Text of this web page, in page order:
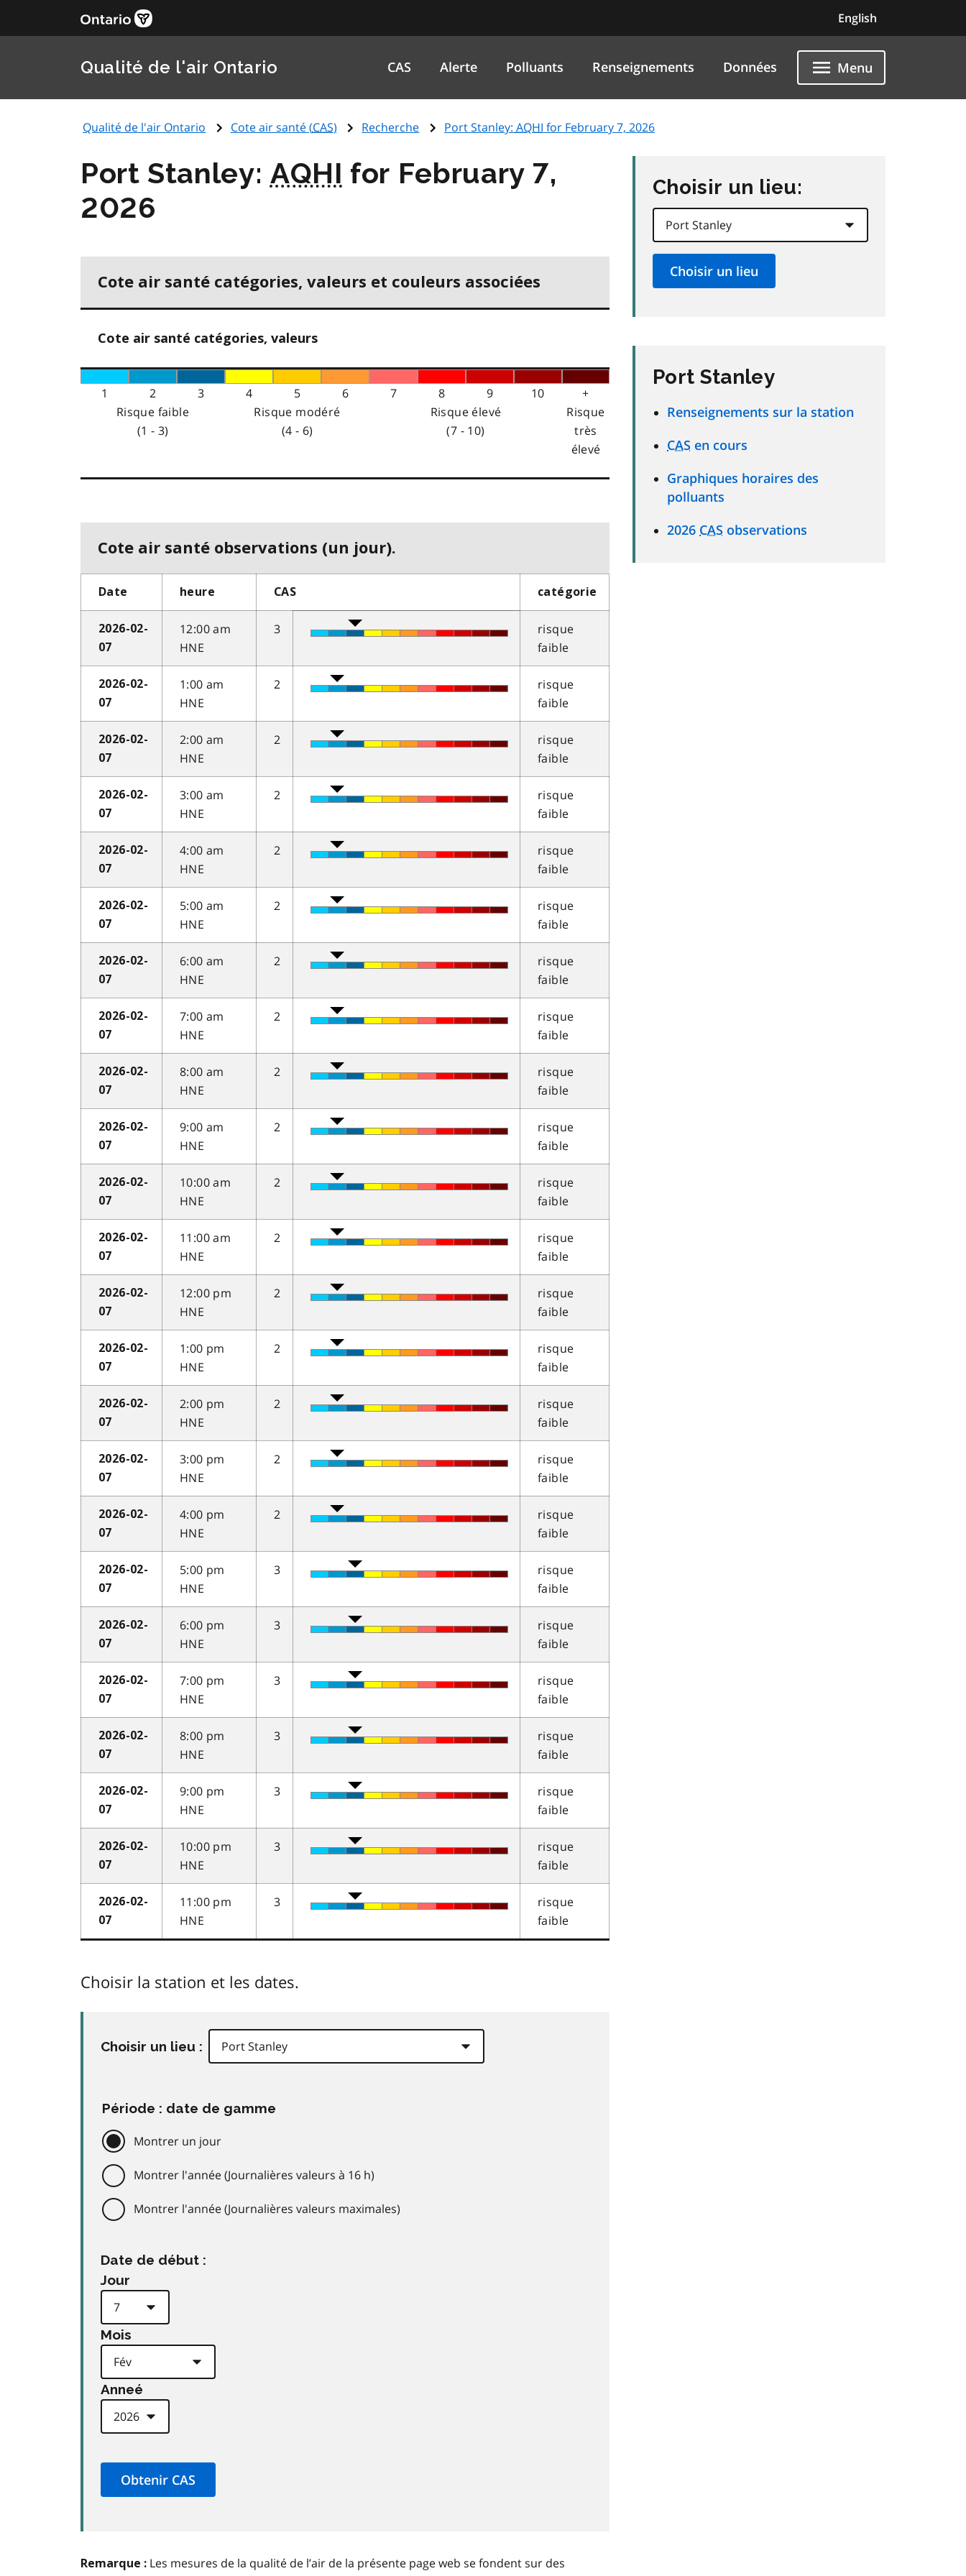
English
Qualité de l'air Ontario CAS Alerte Polluants Renseignements Données Menu
Qualité de l'air Ontario Cote air santé (CAS) Recherche Port Stanley: AQHI for February 7, 2026
Port Stanley: AQHI for February 7,
2026
Cote air santé catégories, valeurs et couleurs associées
Cote air santé catégories, valeurs
1 2 3 4 5 6 7 8 9 10
+
Risque faible
(1 - 3)
Risque modéré
(4 - 6)
Risque élevé
(7 - 10)
Risque
très
élevé
Cote air santé observations (un jour).
Date heure CAS catégorie
2026-02-
07
12:00 am
HNE
3
risque
faible
2026-02-
07
1:00 am
HNE
2
risque
faible
2026-02-
07
2:00 am
HNE
2
risque
faible
2026-02-
07
3:00 am
HNE
2
risque
faible
2026-02-
07
4:00 am
HNE
2
risque
faible
2026-02-
07
5:00 am
HNE
2
risque
faible
2026-02-
07
6:00 am
HNE
2
risque
faible
2026-02-
07
7:00 am
HNE
2
risque
faible
2026-02-
07
8:00 am
HNE
2
risque
faible
2026-02-
07
9:00 am
HNE
2
risque
faible
2026-02-
07
10:00 am
HNE
2
risque
faible
2026-02-
07
11:00 am
HNE
2
risque
faible
2026-02-
07
12:00 pm
HNE
2
risque
faible
2026-02-
07
1:00 pm
HNE
2
risque
faible
2026-02-
07
2:00 pm
HNE
2
risque
faible
2026-02-
07
3:00 pm
HNE
2
risque
faible
2026-02-
07
4:00 pm
HNE
2
risque
faible
2026-02-
07
5:00 pm
HNE
3
risque
faible
2026-02-
07
6:00 pm
HNE
3
risque
faible
2026-02-
07
7:00 pm
HNE
3
risque
faible
2026-02-
07
8:00 pm
HNE
3
risque
faible
2026-02-
07
9:00 pm
HNE
3
risque
faible
2026-02-
07
10:00 pm
HNE
3
risque
faible
2026-02-
07
11:00 pm
HNE
3
risque
faible
Choisir la station et les dates.
Choisir un lieu :
Période : date de gamme
Montrer un jour
Montrer l'année (Journalières valeurs à 16 h)
Montrer l'année (Journalières valeurs maximales)
Date de début :
Jour
Mois
Anneé
Remarque : Les mesures de la qualité de l’air de la présente page web se fondent sur des
Choisir un lieu:
Port Stanley
Renseignements sur la station
CAS en cours
Graphiques horaires des
polluants
2026 CAS observations